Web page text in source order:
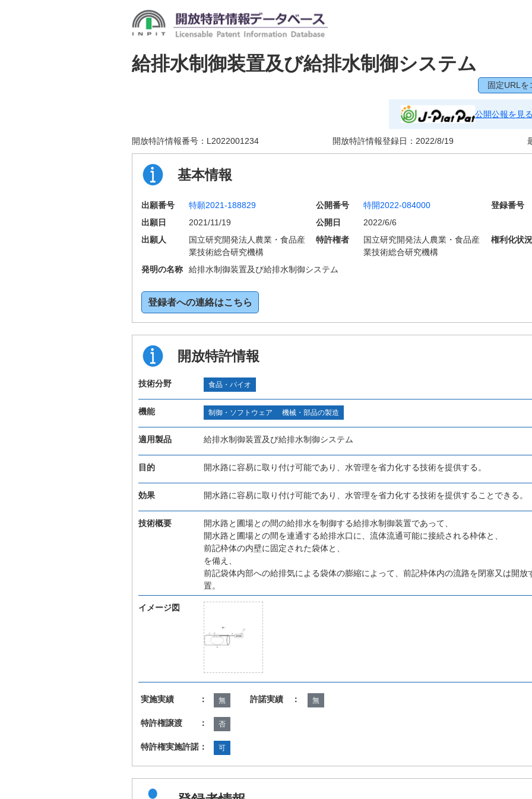
給排水制御装置及び給排水制御システム
固定URLを
公開公報を見る
開放特許情報番号： L2022001234 開放特許情報登録日： 2022/8/19
基本情報
出願番号 特願2021-188829 公開番号 特開2022-084000 登録番号
出願日
2021/11/19 公開日
2022/6/6
出願人
国立研究開発法人農業・食品産
業技術総合研究機構
特許権者
国立研究開発法人農業・食品産
業技術総合研究機構
権利化状況
発明の名称 給排水制御装置及び給排水制御システム
登録者への連絡はこちら
開放特許情報
技術分野 食品・バイオ
機能 制御・ソフトウェア 機械・部品の製造
適用製品 給排水制御装置及び給排水制御システム
目的 開水路に容易に取り付け可能であり、水管理を省力化する技術を提供する。
効果 開水路に容易に取り付け可能であり、水管理を省力化する技術を提供することできる。
技術概要
開水路と圃場との間の給排水を制御する給排水制御装置であって、
開水路と圃場との間を連通する給排水口に、流体流通可能に接続される枠体と、
前記枠体の内壁に固定された袋体と、
を備え、
前記袋体内部への給排気による袋体の膨縮によって、前記枠体内の流路を閉塞又は開放
置。
イメージ図
実施実績 ： 無 許諾実績 ： 無
特許権譲渡 ： 否
特許権実施許諾： 可